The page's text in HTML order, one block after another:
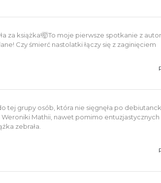
za książka!🤯To moje pierwsze spotkanie z
Czy śmierć nastolatki łączy się z zaginięciem
tej grupy osób, która nie sięgnęła po
Weroniki Mathii, nawet pomimo entuzjastycznych
zebrała.